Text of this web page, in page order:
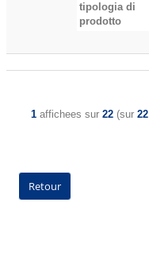
tipologia di
prodotto
1 affichees sur 22 (sur 22
Retour